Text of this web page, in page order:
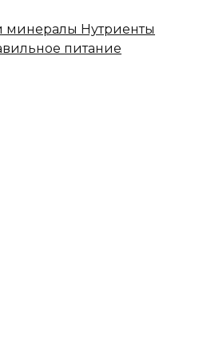
минералы Нутриенты
питание